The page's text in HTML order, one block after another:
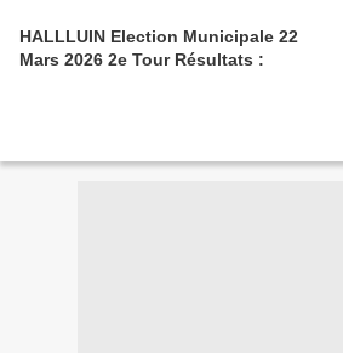
HALLLUIN Election Municipale 22
Mars 2026 2e Tour Résultats :